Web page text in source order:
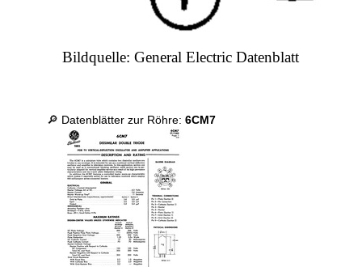
Bildquelle: General Electric Datenblatt
🔎 Datenblätter zur Röhre:6CM7